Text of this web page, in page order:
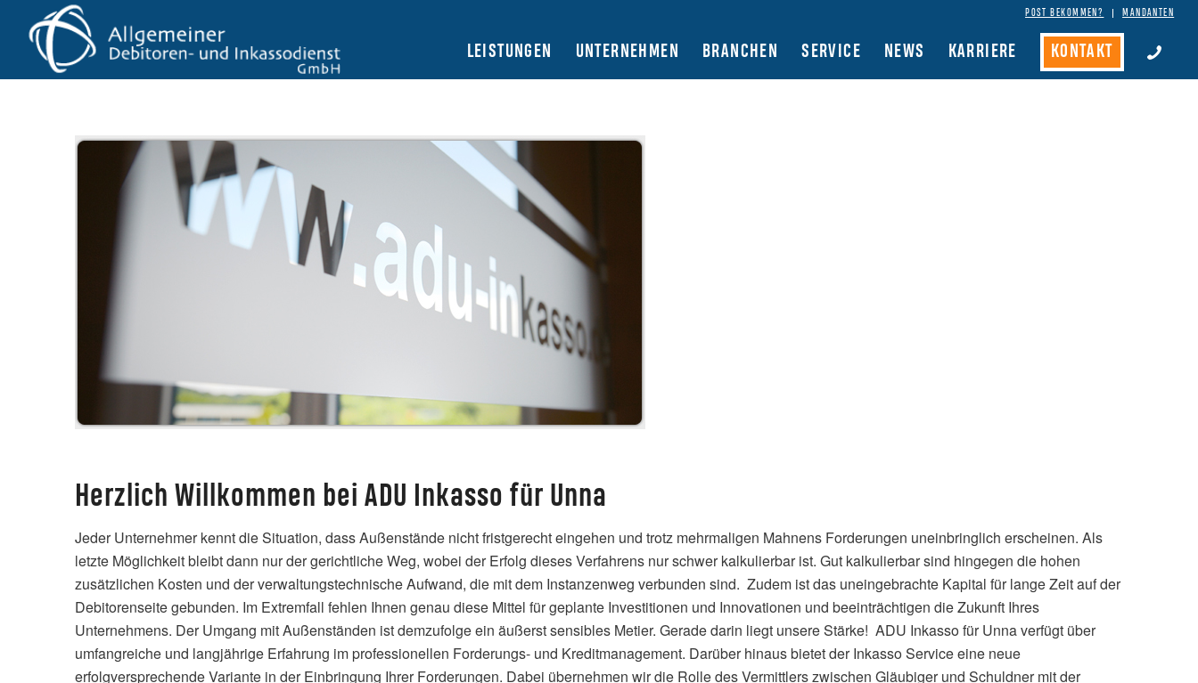
POST BEKOMMEN? MANDANTEN
LEISTUNGEN UNTERNEHMEN BRANCHEN SERVICE NEWS KARRIERE KONTAKT
Herzlich Willkommen bei ADU Inkasso für Unna
Jeder Unternehmer kennt die Situation, dass Außenstände nicht fristgerecht eingehen und trotz mehrmaligen Mahnens Forderungen uneinbringlich erscheinen. Als
letzte Möglichkeit bleibt dann nur der gerichtliche Weg, wobei der Erfolg dieses Verfahrens nur schwer kalkulierbar ist. Gut kalkulierbar sind hingegen die hohen
zusätzlichen Kosten und der verwaltungstechnische Aufwand, die mit dem Instanzenweg verbunden sind. Zudem ist das uneingebrachte Kapital für lange Zeit auf der
Debitorenseite gebunden. Im Extremfall fehlen Ihnen genau diese Mittel für geplante Investitionen und Innovationen und beeinträchtigen die Zukunft Ihres
Unternehmens. Der Umgang mit Außenständen ist demzufolge ein äußerst sensibles Metier. Gerade darin liegt unsere Stärke! ADU Inkasso für Unna verfügt über
umfangreiche und langjährige Erfahrung im professionellen Forderungs- und Kreditmanagement. Darüber hinaus bietet der Inkasso Service eine neue
erfolgversprechende Variante in der Einbringung Ihrer Forderungen. Dabei übernehmen wir die Rolle des Vermittlers zwischen Gläubiger und Schuldner mit der